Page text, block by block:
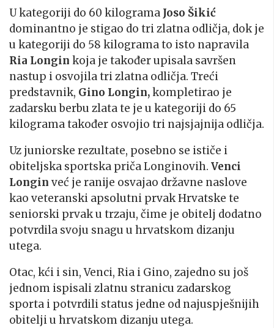
U kategoriji do 60 kilograma Joso Šikić
dominantno je stigao do tri zlatna odličja, dok je
u kategoriji do 58 kilograma to isto napravila
Ria Longin koja je također upisala savršen
nastup i osvojila tri zlatna odličja. Treći
predstavnik, Gino Longin,kompletirao je
zadarsku berbu zlata te je u kategoriji do 65
kilograma također osvojio tri najsjajnija odličja.
Uz juniorske rezultate, posebno se ističe i
obiteljska sportska priča Longinovih. Venci
Longin već je ranije osvajao državne naslove
kao veteranski apsolutni prvak Hrvatske te
seniorski prvak u trzaju, čime je obitelj dodatno
potvrdila svoju snagu u hrvatskom dizanju
utega.
Otac, kći i sin, Venci, Ria i Gino, zajedno su još
jednom ispisali zlatnu stranicu zadarskog
sporta i potvrdili status jedne od najuspješnijih
obitelji u hrvatskom dizanju utega.